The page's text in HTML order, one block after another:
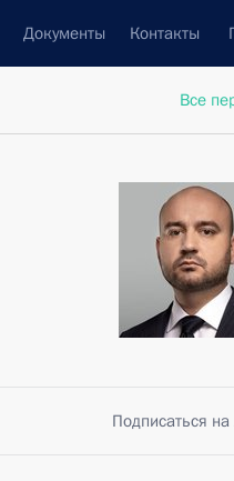
Документы Контакты
Все
Подписаться на